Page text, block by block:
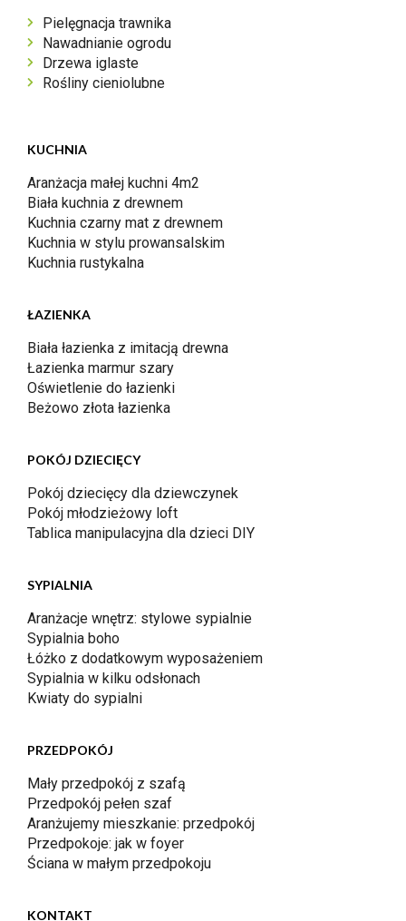
Pielęgnacja trawnika
Nawadnianie ogrodu
Drzewa iglaste
Rośliny cieniolubne
KUCHNIA
Aranżacja małej kuchni 4m2
Biała kuchnia z drewnem
Kuchnia czarny mat z drewnem
Kuchnia w stylu prowansalskim
Kuchnia rustykalna
ŁAZIENKA
Biała łazienka z imitacją drewna
Łazienka marmur szary
Oświetlenie do łazienki
Beżowo złota łazienka
POKÓJ DZIECIĘCY
Pokój dziecięcy dla dziewczynek
Pokój młodzieżowy loft
Tablica manipulacyjna dla dzieci DIY
SYPIALNIA
Aranżacje wnętrz: stylowe sypialnie
Sypialnia boho
Łóżko z dodatkowym wyposażeniem
Sypialnia w kilku odsłonach
Kwiaty do sypialni
PRZEDPOKÓJ
Mały przedpokój z szafą
Przedpokój pełen szaf
Aranżujemy mieszkanie: przedpokój
Przedpokoje: jak w foyer
Ściana w małym przedpokoju
KONTAKT